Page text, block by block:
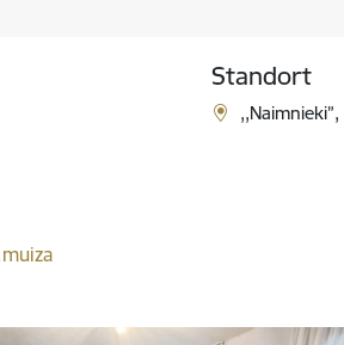
Standort